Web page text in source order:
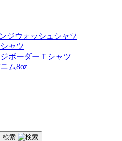
ジウォッシュシャツ
ャツ
ボーダーＴシャツ
ム8oz
検索